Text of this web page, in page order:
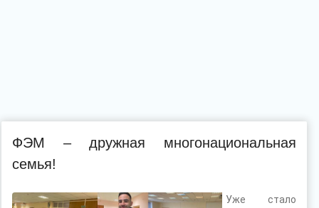
ФЭМ – дружная многонациональная
семья!
Уже стало